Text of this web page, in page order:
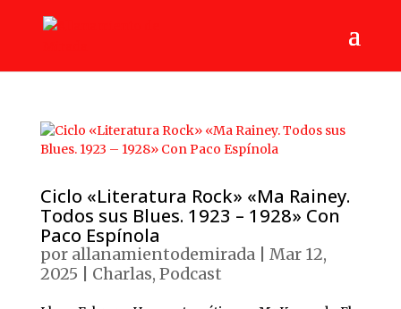
Ciclo «Literatura Rock» «Ma Rainey.
Todos sus Blues. 1923 – 1928» Con
Paco Espínola
por allanamientodemirada| Mar 12,
2025
Charlas, Podcast